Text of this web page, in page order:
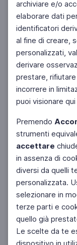
archiviare e/o
elaborare dati
identificatori
al fine di creare,
personalizzati,
derivare
prestare,
incorrere in
puoi visionare qui
Premendo
strumenti
accettare
in assenza di
diversi da quelli
personalizzata.
selezionare in
terze parti e
quello già
Le scelte da te